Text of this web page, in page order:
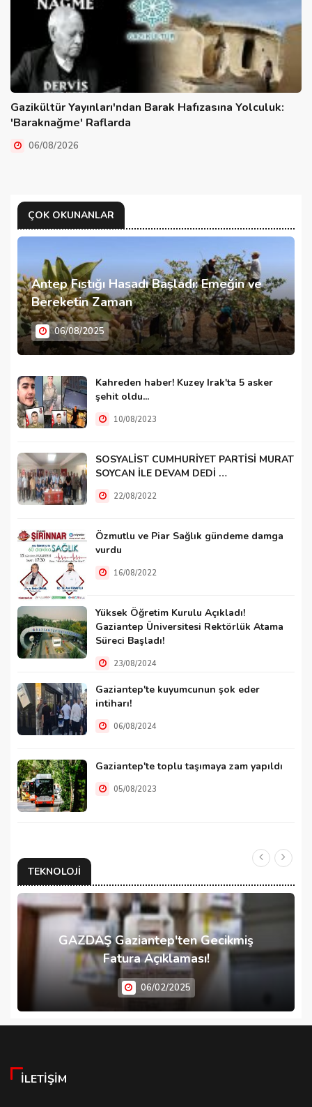
Gazikültür Yayınları'ndan Barak Hafızasına Yolculuk:
'Baraknağme' Raflarda
06/08/2026
ÇOK OKUNANLAR
Antep Fıstığı Hasadı Başladı: Emeğin ve
Bereketin Zaman
06/08/2025
Kahreden haber! Kuzey Irak'ta 5 asker
şehit oldu...
10/08/2023
SOSYALİST CUMHURİYET PARTİSİ MURAT
SOYCAN İLE DEVAM DEDİ …
22/08/2022
Özmutlu ve Piar Sağlık gündeme damga
vurdu
16/08/2022
Yüksek Öğretim Kurulu Açıkladı!
Gaziantep Üniversitesi Rektörlük Atama
Süreci Başladı!
23/08/2024
Gaziantep'te kuyumcunun şok eder
intiharı!
06/08/2024
Gaziantep'te toplu taşımaya zam yapıldı
05/08/2023
TEKNOLOJI
GAZDAŞ Gaziantep'ten Gecikmiş
Fatura Açıklaması!
06/02/2025
İLETIŞIM